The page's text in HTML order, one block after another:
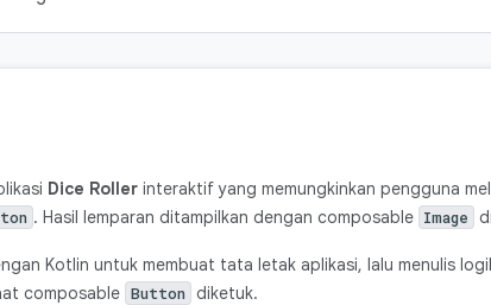
Dice Roller interaktif yang memungkinkan pengguna
. Hasil lemparan ditampilkan dengan composable Image
Kotlin untuk membuat tata letak aplikasi, lalu menulis
composable Button diketuk.